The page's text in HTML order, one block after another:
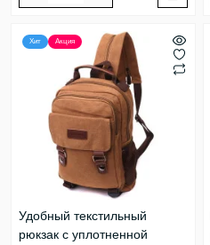
Хит Акция
Удобный текстильный
рюкзак с уплотненной